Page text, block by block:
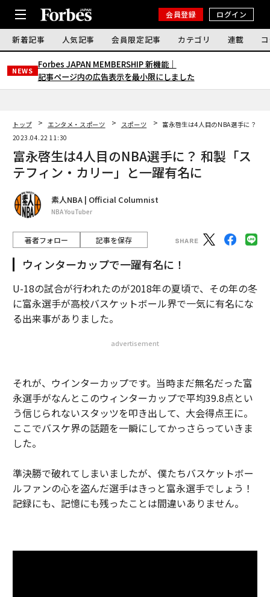
会員登録 ログイン
新着記事 人気記事 会員限定記事 カテゴリ 連載
NEWS
Forbes JAPAN MEMBERSHIP 新機能｜
記事ページ内の広告表示を最小限にしました
トップ エンタメ・スポーツ スポーツ
富永啓生は4人目のNBA選手に？ 和
2023.04.22 11:30
富永啓生は4人目のNBA選手に？ 和製「ス
テフィン・カリー」と一躍有名に
素人NBA | Official Columnist
NBA YouTuber
著者フォロー 記事を保存
ウィンターカップで一躍有名に！
U-18の試合が行われたのが2018年の夏頃で、その年の冬
に富永選手が高校バスケットボール界で一気に有名にな
る出来事がありました。
advertisement
それが、ウインターカップです。当時まだ無名だった富
永選手がなんとこのウィンターカップで平均39.8点とい
う信じられないスタッツを叩き出して、大会得点王に。
ここでバスケ界の話題を一瞬にしてかっさらっていきま
した。
準決勝で破れてしまいましたが、僕たちバスケットボー
ルファンの心を盗んだ選手はきっと富永選手でしょう！
記録にも、記憶にも残ったことは間違いありません。